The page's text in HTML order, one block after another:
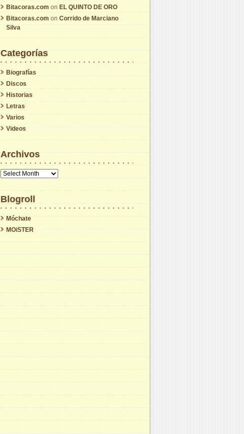
Bitacoras.com on EL QUINTO DE ORO
Bitacoras.com on Corrido de Marciano
Silva
Categorías
Biografías
Discos
Historias
Letras
Varios
Videos
Archivos
Archivos
Blogroll
Móchate
MOiSTER